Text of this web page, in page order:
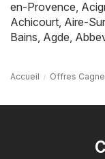
en-Provence,
Achicourt, Aire-
Bains, Agde,
Accueil Offres